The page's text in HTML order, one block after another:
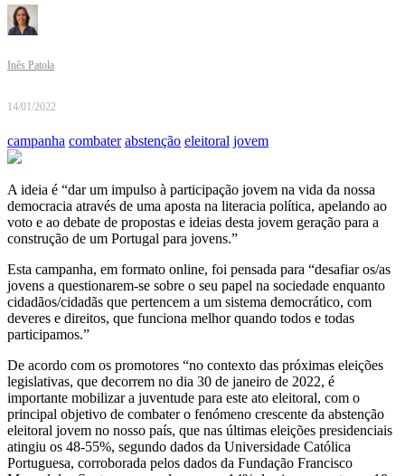
Inês Patola
14/01/2022
campanha combater abstenção eleitoral jovem
A ideia é “dar um impulso à participação jovem na vida da nossa
democracia através de uma aposta na literacia política, apelando ao
voto e ao debate de propostas e ideias desta jovem geração para a
construção de um Portugal para jovens.”
Esta campanha, em formato online, foi pensada para “desafiar os/as
jovens a questionarem-se sobre o seu papel na sociedade enquanto
cidadãos/cidadãs que pertencem a um sistema democrático, com
deveres e direitos, que funciona melhor quando todos e todas
participamos.”
De acordo com os promotores “no contexto das próximas eleições
legislativas, que decorrem no dia 30 de janeiro de 2022, é
importante mobilizar a juventude para este ato eleitoral, com o
principal objetivo de combater o fenómeno crescente da abstenção
eleitoral jovem no nosso país, que nas últimas eleições presidenciais
atingiu os 48-55%, segundo dados da Universidade Católica
Portuguesa, corroborada pelos dados da Fundação Francisco